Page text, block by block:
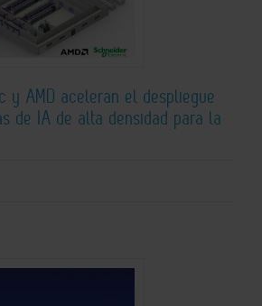
y AMD aceleran el despliegue
de IA de alta densidad para la